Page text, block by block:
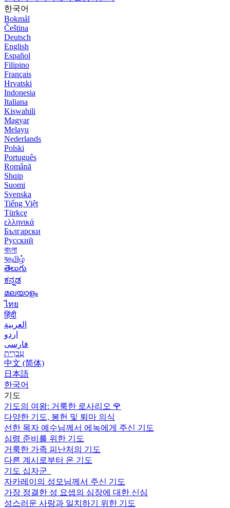
한국어
Bokmål
Čeština
Deutsch
English
Español
Filipino
Français
Hrvatski
Indonesia
Italiana
Kiswahili
Magyar
Melayu
Nederlands
Polski
Português
Română
Shqip
Suomi
Svenska
Tiếng Việt
Türkçe
ελληνικά
Български
Русский
বাংলা
বதமிழ்
తెలుగు
ಕನ್ನಡ
മലയാളം
ไทย
हिंदी
العربية
اردو
فارسی
עִברִית
中文 (简体)
日本語
한국어
기도
기도의 여왕: 거룩한 로사리오 🌹
다양한 기도, 봉헌 및 퇴마 의식
선한 목자 예수님께서 에녹에게 주신 기도
심령 준비를 위한 기도
거룩한 가족 피난처의 기도
다른 계시로부터 온 기도
기도 십자군
자카레이의 성모님께서 주신 기도
가장 정결한 성 요셉의 심장에 대한 신심
성스러운 사랑과 일치하기 위한 기도